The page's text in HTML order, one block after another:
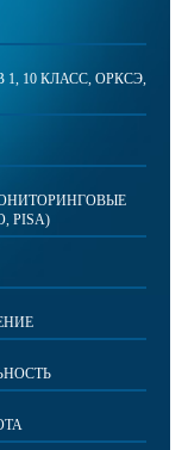
10 КЛАСС, ОРКСЭ,
PISA)